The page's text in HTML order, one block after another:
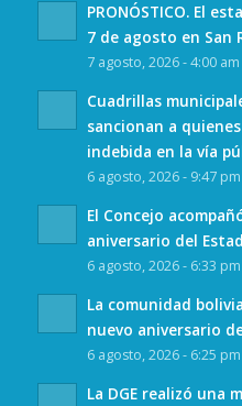
PRONÓSTICO. El
7 de agosto en San
7 agosto, 2026 - 4:00 am
Cuadrillas
sancionan a
indebida en la vía
6 agosto, 2026 - 9:47 pm
El Concejo
aniversario del
6 agosto, 2026 - 6:33 pm
La comunidad
nuevo aniversario
6 agosto, 2026 - 6:25 pm
La DGE realizó una